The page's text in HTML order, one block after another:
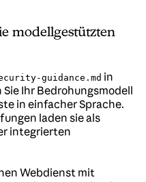
modellgestützten
guidance.md in
Ihr Bedrohungsmodell
in einfacher Sprache.
laden sie als
integrierten
Webdienst mit